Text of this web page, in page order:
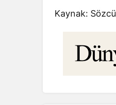
Kaynak: Sözcü